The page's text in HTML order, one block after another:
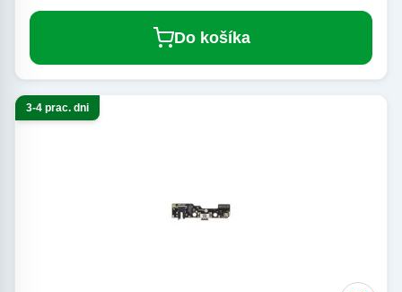
Do košíka
3-4 prac. dni